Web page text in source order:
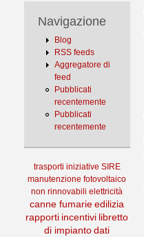
Navigazione
Blog
RSS feeds
Aggregatore di
feed
Pubblicati
recentemente
Pubblicati
recentemente
trasporti iniziative SIRE
manutenzione fotovoltaico
non rinnovabili elettricità
canne fumarie edilizia
rapporti incentivi libretto
di impianto dati